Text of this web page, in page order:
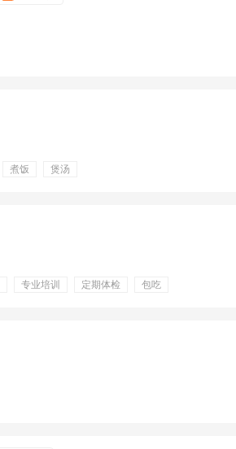
煮饭 煲汤
专业培训 定期体检
包吃